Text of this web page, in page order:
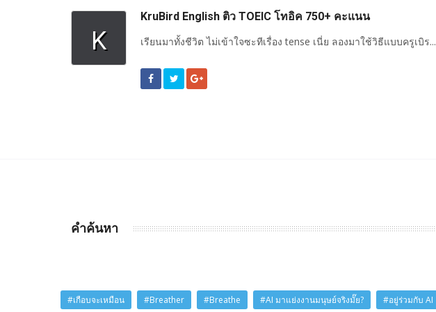
K
KruBird English ติว TOEIC โทอิค 750+ คะแนน
เรียนมาทั้งชีวิต ไม่เข้าใจซะทีเรื่อง tense เนี่ย ลองมาใช้วิธีแบบครูเบิร...
คำค้นหา
#เกือบจะเหมือน #Breather #Breathe #AI มาแย่งงานมนุษย์จริงมั๊ย? #อยู่ร่วมกับ AI